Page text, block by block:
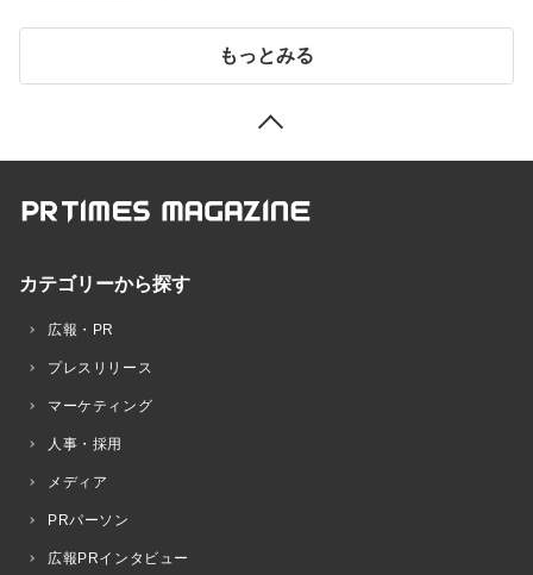
もっとみる
カテゴリーから探す
広報・PR
プレスリリース
マーケティング
人事・採用
メディア
PRパーソン
広報PRインタビュー